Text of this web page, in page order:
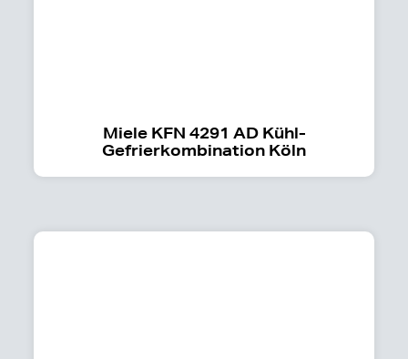
Miele KFN 4291 AD Kühl-
Gefrierkombination Köln